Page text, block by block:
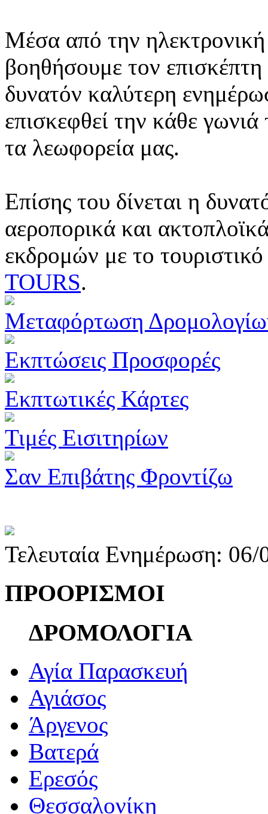
Μέσα από την ηλεκτρονική
βοηθήσουμε τον
δυνατόν καλύτερη
επισκεφθεί την κάθε
τα λεωφορεία μας.
Επίσης του δίνεται η
αεροπορικά και
εκδρομών με το
TOURS.
Μεταφόρτωση
Εκπτώσεις Προσφορές
Εκπτωτικές Κάρτες
Τιμές Εισιτηρίων
Σαν Επιβάτης Φροντίζω
Τελευταία Ενημέρωση:
ΠΡΟΟΡΙΣΜΟΙ
ΔΡΟΜΟΛΟΓΙΑ
Αγία Παρασκευή
Αγιάσος
Άργενος
Βατερά
Ερεσός
Θεσσαλονίκη